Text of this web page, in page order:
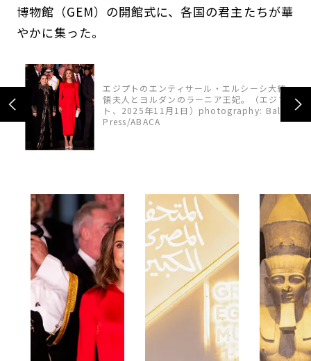
博物館（GEM）の開館式に、各国の君主たちが華
やかに集った。
エジプトのエンティサール・エルシーシ大統
領夫人とヨルダンのラーニア王妃。（エジプ
ト、2025年11月1日）photography: Balkis
Press/ABACA